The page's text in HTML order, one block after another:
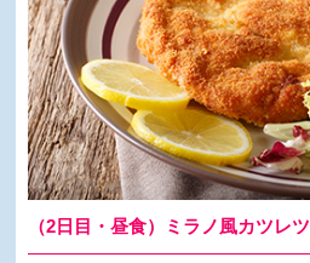
（2日目・昼食）ミラノ風カツレツ